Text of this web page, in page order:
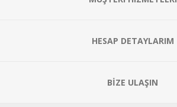
HESAP DETAYLARIM
BİZE ULAŞIN